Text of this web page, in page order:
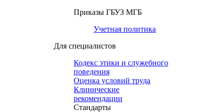
Приказы ГБУЗ МГБ
Учетная политика
Для специалистов
Кодекс этики и служебного
поведения
Оценка условий труда
Клинические
рекомендации
Cтандарты